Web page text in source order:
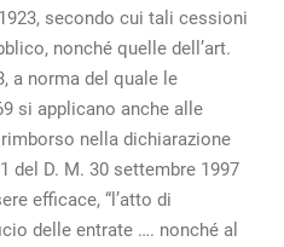
secondo cui tali cessioni
nonché quelle dell’art.
a norma del quale le
si applicano anche alle
nella dichiarazione
del D. M. 30 settembre 1997
efficace, “l’atto di
delle entrate …. nonché al